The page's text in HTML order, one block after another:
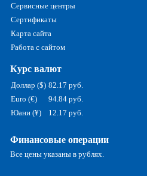
Сервисные центры
Сертификаты
Карта сайта
Работа с сайтом
Курс валют
Доллар ($) 82.17 руб.
Euro (€)
94.84 руб.
Юани (¥)
12.17 руб.
Финансовые операции
Все цены указаны в рублях.